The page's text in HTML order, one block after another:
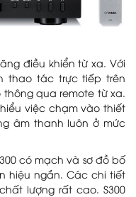
điều khiển từ xa. Với
thao tác trực tiếp trên
qua remote từ xa.
việc chạm vào thiết
âm thanh luôn ở mức
có mạch và sơ đồ bố
hiệu ngắn. Các chi tiết
lượng rất cao. S300